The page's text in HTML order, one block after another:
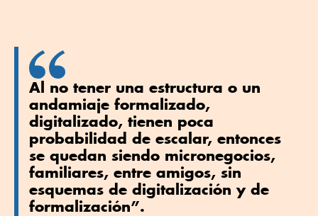
Al no tener una estructura o un
andamiaje formalizado,
digitalizado, tienen poca
probabilidad de escalar, entonces
se quedan siendo micronegocios,
familiares, entre amigos, sin
esquemas de digitalización y de
formalización”.